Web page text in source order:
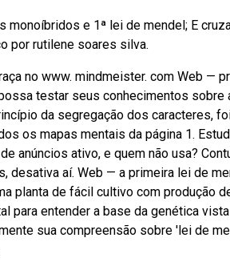
monoíbridos e 1ª lei de mendel; E
por rutilene soares silva.
no www. mindmeister. com Web —
testar seus conhecimentos sobre
da segregação dos caracteres,
os mapas mentais da página 1.
anúncios ativo, e quem não usa?
desativa aí. Web — a primeira lei de
planta de fácil cultivo com produção
para entender a base da genética
sua compreensão sobre 'lei de